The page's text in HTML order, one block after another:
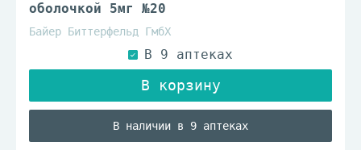
оболочкой 5мг №20
Байер Биттерфельд ГмбХ
В наличии в 9 аптеках